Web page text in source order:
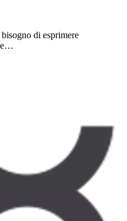
di esprimere